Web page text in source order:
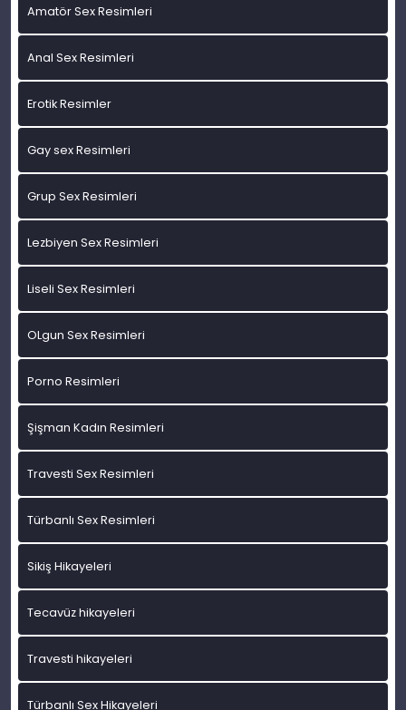
Amatör Sex Resimleri
Anal Sex Resimleri
Erotik Resimler
Gay sex Resimleri
Grup Sex Resimleri
Lezbiyen Sex Resimleri
Liseli Sex Resimleri
OLgun Sex Resimleri
Porno Resimleri
Şişman Kadın Resimleri
Travesti Sex Resimleri
Türbanlı Sex Resimleri
Sikiş Hikayeleri
Tecavüz hikayeleri
Travesti hikayeleri
Türbanlı Sex Hikayeleri